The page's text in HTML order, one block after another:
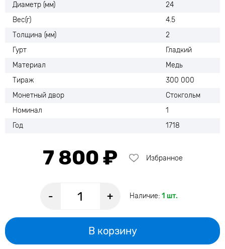
Диаметр (мм)
24
Вес(г)
4.5
Толщина (мм)
2
Гурт
Гладкий
Материал
Медь
Тираж
300 000
Монетный двор
Стокгольм
Номинал
1
Год
1718
7 800 ₽ Избранное
- + Наличие: 1 шт.
В корзину